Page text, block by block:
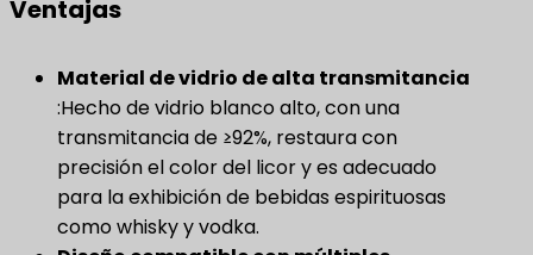
Ventajas
Material de vidrio de alta transmitancia
:Hecho de vidrio blanco alto, con una
transmitancia de ≥92%, restaura con
precisión el color del licor y es adecuado
para la exhibición de bebidas espirituosas
como whisky y vodka.